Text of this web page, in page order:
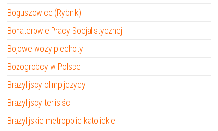
Boguszowice (Rybnik)
Bohaterowie Pracy Socjalistycznej
Bojowe wozy piechoty
Bożogrobcy w Polsce
Brazylijscy olimpijczycy
Brazylijscy tenisiści
Brazylijskie metropolie katolickie